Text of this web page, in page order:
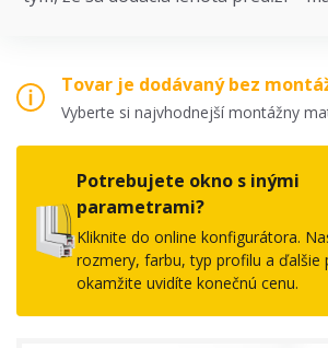
Tovar je dodávaný bez
Vyberte si najvhodnejší montážny
Potrebujete okno s inými
parametrami?
Kliknite do online konfigurátora.
rozmery, farbu, typ profilu a ďalšie
okamžite uvidíte konečnú cenu.